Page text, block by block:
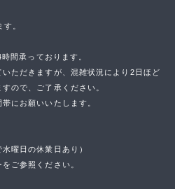
。
間承っております。
ただきますが、混雑状況により2日ほど
ので、ご了承ください。
にお願いいたします。
曜日の休業日あり）
ご参照ください。